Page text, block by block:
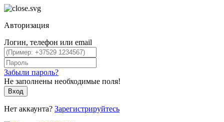
Авторизация
Логин, телефон или email
Забыли пароль?
Не заполнены необходимые поля!
Вход
Нет аккаунта? Зарегистрируйтесь